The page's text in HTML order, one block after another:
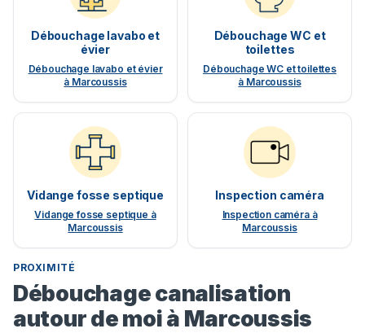
Débouchage lavabo et
évier
Débouchage lavabo et évier
à Marcoussis
Débouchage WC et
toilettes
Débouchage WC et toilettes
à Marcoussis
Vidange fosse septique
Vidange fosse septique à
Marcoussis
Inspection caméra
Inspection caméra à
Marcoussis
PROXIMITÉ
Débouchage canalisation
autour de moi à Marcoussis